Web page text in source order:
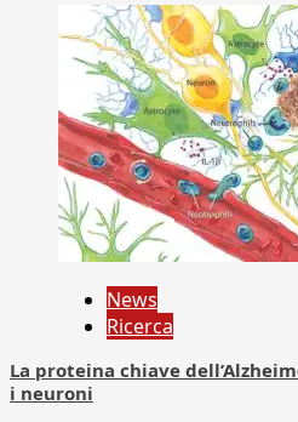
News
Ricerca
La proteina chiave
i neuroni